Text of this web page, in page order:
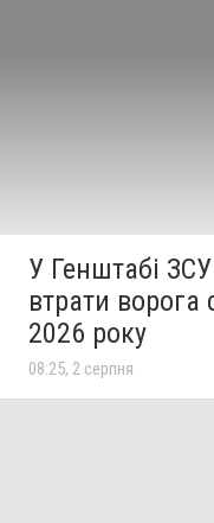
У Генштабі
втрати
2026 року
08:25, 2 серпня